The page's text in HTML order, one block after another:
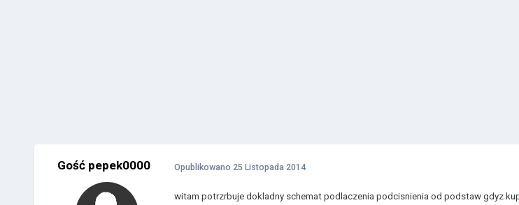
Gość pepek0000 Opublikowano 25 Listopada 2014
witam potrzrbuje dokladny schemat podlaczenia podcisnienia od podstaw gdyz